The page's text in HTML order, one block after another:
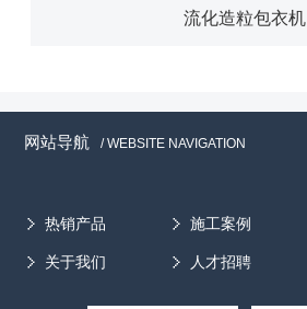
流化造粒包衣机
网站导航 / WEBSITE NAVIGATION
热销产品 施工案例
关于我们 人才招聘